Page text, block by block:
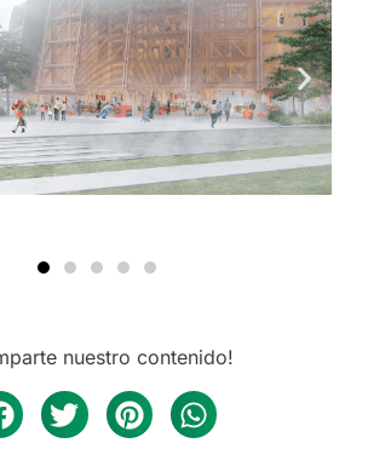
nuestro contenido!